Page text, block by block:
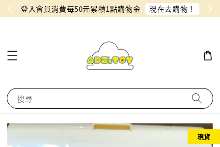
！ 同月份預購單免費合併！只需付一筆運費
搜尋
現貨